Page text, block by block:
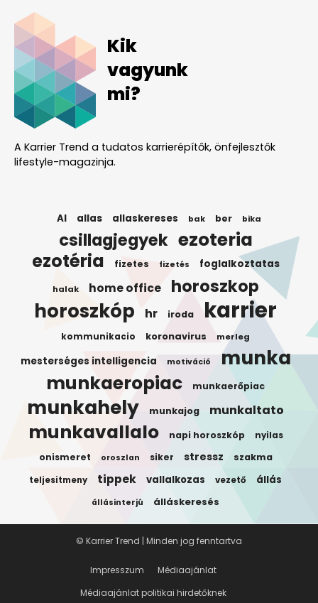
Kik
vagyunk
mi?
A Karrier Trend a tudatos karrierépítők, önfejlesztők
lifestyle-magazinja.
AI allas allaskereses bak ber bika
csillagjegyek ezoteria
ezotéria fizetes fizetés foglalkoztatas
halak home office horoszkop
horoszkóp hr iroda karrier
kommunikacio koronavirus merleg
mesterséges intelligencia motiváció munka
munkaeropiac munkaerőpiac
munkahely munkajog munkaltato
munkavallalo napi horoszkóp nyilas
onismeret oroszlan siker stressz szakma
teljesitmeny tippek vallalkozas vezető állás
állásinterjú álláskeresés
Impresszum
Médiaajánlat
Médiaajánlat politikai hirdetőknek
© Karrier Trend | Minden jog fenntartva